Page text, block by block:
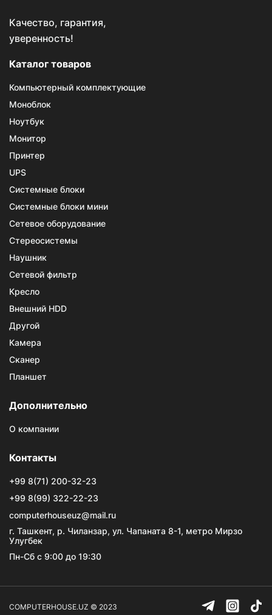
Качество, гарантия,
уверенность!
Каталог товаров
Компьютерный комплектующие
Моноблок
Ноутбук
Монитор
Принтер
UPS
Системные блоки
Системные блоки мини
Сетевое оборудование
Стереосистемы
Наушник
Сетевой фильтр
Кресло
Внешний HDD
Другой
Камера
Сканер
Планшет
Дополнительно
О компании
Контакты
+99 8(71) 200-32-23
+99 8(99) 322-22-23
computerhouseuz@mail.ru
г. Ташкент, р. Чиланзар, ул. Чапаната 8-1, метро Мирзо
Улугбек
Пн-Сб с 9:00 до 19:30
COMPUTERHOUSE.UZ © 2023